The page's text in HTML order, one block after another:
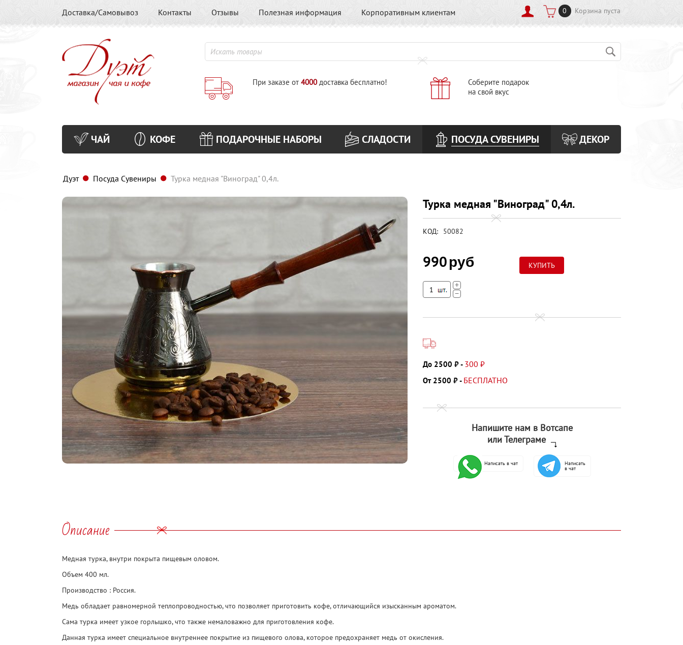
Доставка/Самовывоз Контакты Отзывы Полезная информация Корпоративным клиентам 0 Корзина пуста
При заказе от 4000доставка бесплатно!
Соберите подарок
на свой вкус
ЧАЙ КОФЕ ПОДАРОЧНЫЕ НАБОРЫ СЛАДОСТИ ПОСУДА СУВЕНИРЫ ДЕКОР
Дуэт Посуда Сувениры Турка медная "Виноград" 0,4л.
Турка медная "Виноград" 0,4л.
КОД: 50082
990 руб
+
−
До 2500 ₽ - 300 ₽
От 2500 ₽ - БЕСПЛАТНО
Напишите нам в Вотсапе
или Телеграме
Написать в чат Написать
в чат
Описание
Медная турка, внутри покрыта пищевым оловом.
Объем 400 мл.
Производство : Россия.
Медь обладает равномерной теплопроводностью, что позволяет приготовить кофе, отличающийся изысканным ароматом.
Cама турка имеет узкое горлышко, что также немаловажно для приготовления кофе.
Данная турка имеет специальное внутреннее покрытие из пищевого олова, которое предохраняет медь от окисления.